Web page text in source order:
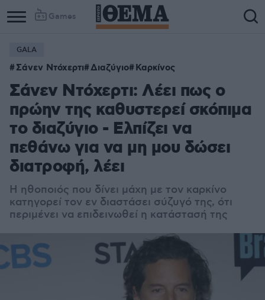
Games
GALA
Σάνεν Ντόχερτι Διαζύγιο Καρκίνος
Σάνεν Ντόχερτι: Λέει πως ο
πρώην της καθυστερεί σκόπιμα
το διαζύγιο - Ελπίζει να
πεθάνω για να μη μου δώσει
διατροφή, λέει
Η ηθοποιός που δίνει μάχη με τον καρκίνο
κατηγορεί τον εν διαστάσει σύζυγό της, ότι
περιμένει να επιδεινωθεί η κατάστασή της